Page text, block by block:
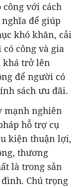
với cách
để giúp
khó khăn, cải
công và gia
khá trở lên
để người có
sách ưu đãi.
mạnh nghiên
hỗ trợ cụ
kiện thuận lợi,
thương
là trong sản
Chú trọng